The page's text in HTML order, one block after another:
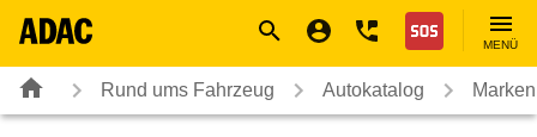
Nothilfe
MENÜ
Rund ums Fahrzeug Autokatalog